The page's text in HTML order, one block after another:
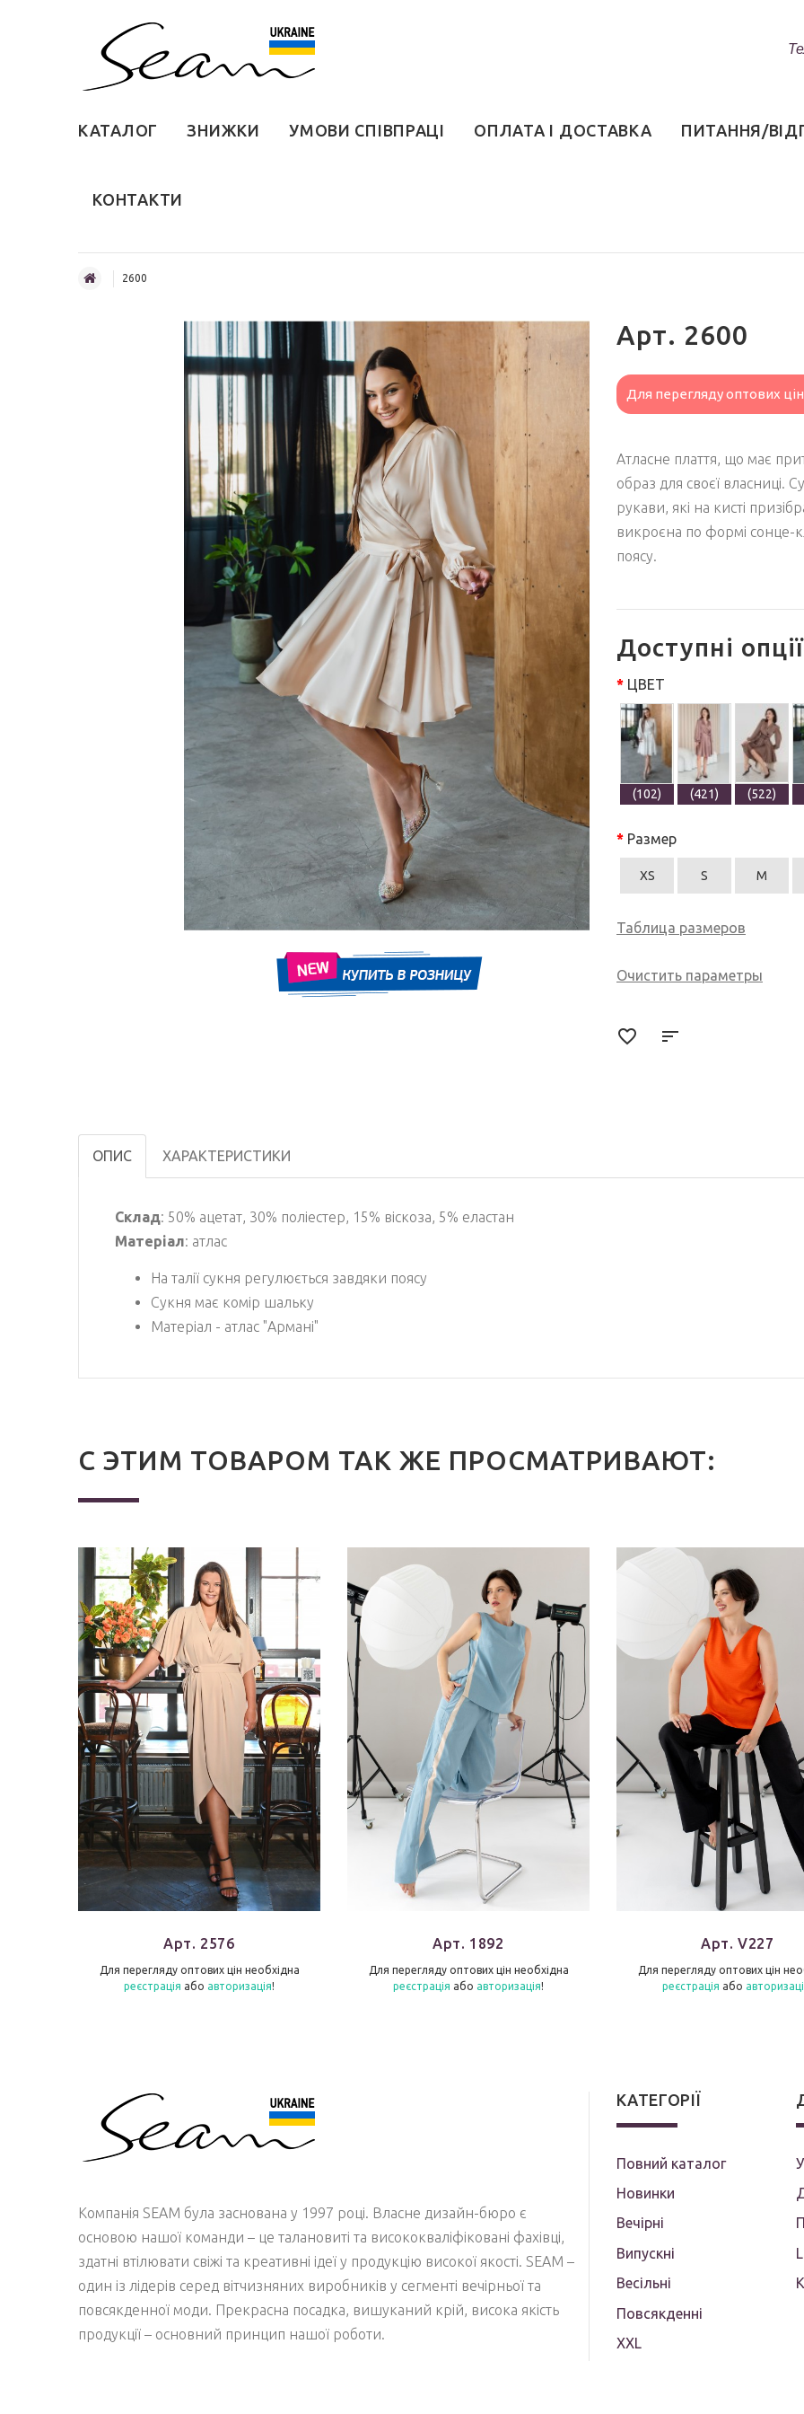
КАТАЛОГ ЗНИЖКИ УМОВИ СПІВПРАЦІ ОПЛАТА І ДОСТАВКА ПИТАННЯ/
КОНТАКТИ
2600
Арт. 2600
Для перегляду оптових
Атласне плаття, що має
образ для своєї власниці.
рукави, які на кисті
викроєна по формі сонце-
поясу.
Доступні опції
ЦВЕТ
(102) (421) (522)
Размер
XS S M
Таблица размеров
Очистить параметры
ОПИС ХАРАКТЕРИСТИКИ
Склад: 50% ацетат, 30% поліестер, 15% віскоза, 5% еластан
Матеріал: атлас
На талії сукня регулюється завдяки поясу
Сукня має комір шальку
Матеріал - атлас "Армані"
С ЭТИМ ТОВАРОМ ТАК ЖЕ ПРОСМАТРИВАЮТ:
Арт. 2576
Для перегляду оптових цін необхідна
реєстрація або авторизація!
Арт. 1892
Для перегляду оптових цін необхідна
реєстрація або авторизація!
Арт. V227
Для перегляду оптових цін
реєстрація або
Компанія SEAM була заснована у 1997 році. Власне дизайн-бюро є
основою нашої команди – це талановиті та висококваліфіковані фахівці,
здатні втілювати свіжі та креативні ідеї у продукцію високої якості. SEAM –
один із лідерів серед вітчизняних виробників у сегменті вечірньої та
повсякденної моди. Прекрасна посадка, вишуканий крій, висока якість
продукції – основний принцип нашої роботи.
КАТЕГОРІЇ
Повний каталог
Новинки
Вечірні
Випускні
Весільні
Повсякденні
XXL